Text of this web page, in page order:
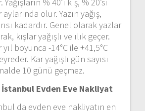
% 40’ı kış, % 20’si
olur. Yazın yağış,
kadardır. Genel olarak yazlar
kışlar yağışlı ve ılık geçer.
yıl boyunca -14°C ile +41,5°C
Kar yağışlı gün sayısı
10 günü geçmez.
İstanbul Evden Eve Nakliyat
da evden eve nakliyatın en